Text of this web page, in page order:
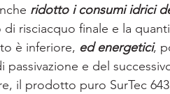
ridotto i consumi idrici
risciacquo finale e la
è inferiore, ed energetici,
e del
il prodotto puro SurTec